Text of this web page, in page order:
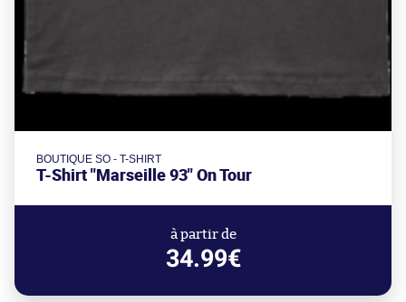
BOUTIQUE SO - T-SHIRT
T-Shirt "Marseille 93" On Tour
à partir de
34.99€